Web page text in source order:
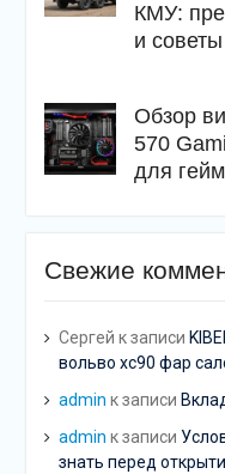
КМУ:
и советы
Обзор
570
для
Свежие
Сергей к записи
вольво хс90 фар
admin к записи
admin к записи
знать перед